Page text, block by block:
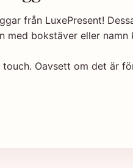
från LuxePresent!
bokstäver eller namn
Oavsett om det är